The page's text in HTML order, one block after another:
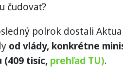
čudovať?
polrok dostali
od vlády, konkrétne
(409 tisíc, prehľad TU).